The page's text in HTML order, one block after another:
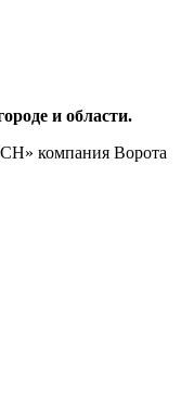
и области.
компания Ворота